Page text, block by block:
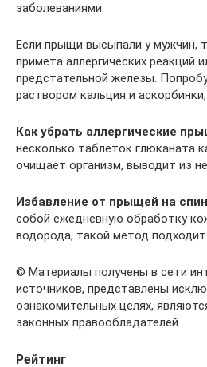
заболеваниями.
Если прыщи высыпали у мужчин,
примета аллергических реакций
предстательной железы.
раствором кальция и
Как убрать аллергические
несколько таблеток глюканата
очищает организм, выводит из
Избавление от прыщей на
собой ежедневную обработку
водорода, такой метод подходит
© Материалы получены в сети
источников, представлены
ознакомительных целях,
законных правообладателей.
Рейтинг